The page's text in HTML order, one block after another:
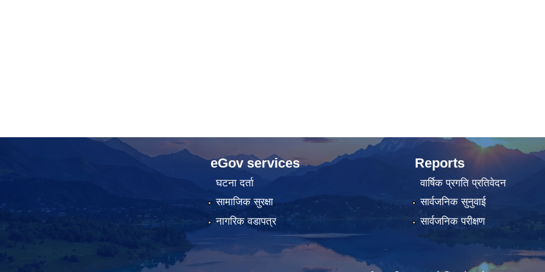
eGov services
घटना दर्ता
सामाजिक सुरक्षा
नागरिक वडापत्र
Reports
वार्षिक प्रगति प्रतिवेदन
सार्वजनिक सुनुवाई
सार्वजनिक परीक्षण